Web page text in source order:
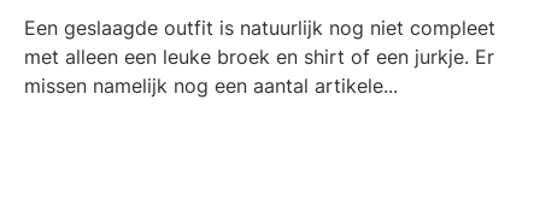
Een geslaagde outfit is natuurlijk nog niet compleet
met alleen een leuke broek en shirt of een jurkje. Er
missen namelijk nog een aantal artikele...